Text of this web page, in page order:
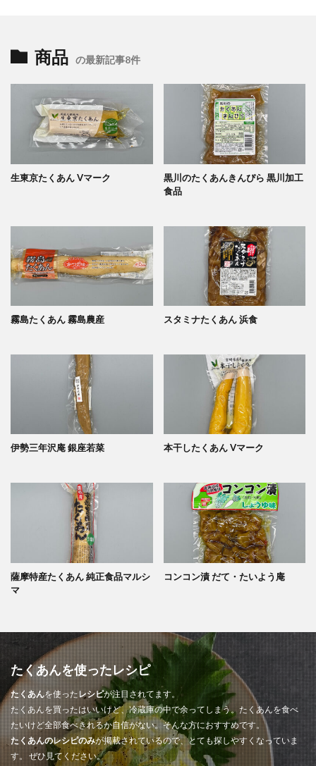
商品 の最新記事8件
生東京たくあん Vマーク
黒川のたくあんきんぴら 黒川加工
食品
霧島たくあん 霧島農産 スタミナたくあん 浜食
伊勢三年沢庵 銀座若菜 本干したくあん Vマーク
薩摩特産たくあん 純正食品マルシ
マ
コンコン漬 だて・たいよう庵
たくあんを使ったレシピ
たくあんを使ったレシピが注目されてます。
たくあんを買ったはいいけど、冷蔵庫の中で余ってしまう。たくあんを食べ
たいけど全部食べきれるか自信がない。そんな方におすすめです。
たくあんのレシピのみが掲載されているので、とても探しやすくなっていま
す。 ぜひ見てください。